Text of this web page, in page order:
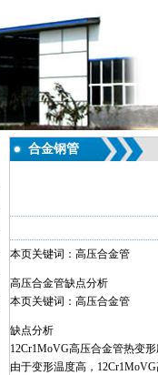
合金钢管
本页关键词：高压合金管
高压合金管缺点分析
本页关键词：高压合金管
缺点分析
12Cr1MoVG高压合金管热变形
由于变形温度高，